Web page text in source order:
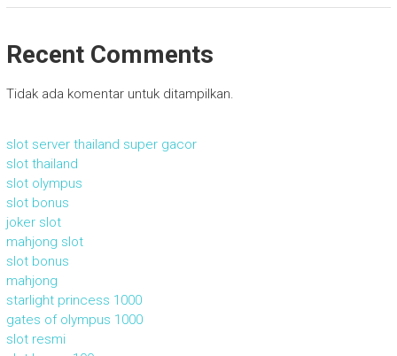
Recent Comments
Tidak ada komentar untuk ditampilkan.
slot server thailand super gacor
slot thailand
slot olympus
slot bonus
joker slot
mahjong slot
slot bonus
mahjong
starlight princess 1000
gates of olympus 1000
slot resmi